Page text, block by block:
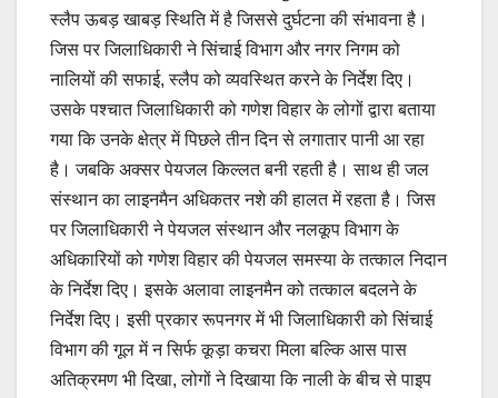
स्लैप ऊबड़ खाबड़ स्थिति में है जिससे दुर्घटना की संभावना है।
जिस पर जिलाधिकारी ने सिंचाई विभाग और नगर निगम को
नालियों की सफाई, स्लैप को व्यवस्थित करने के निर्देश दिए।
उसके पश्चात जिलाधिकारी को गणेश विहार के लोगों द्वारा बताया
गया कि उनके क्षेत्र में पिछले तीन दिन से लगातार पानी आ रहा
है। जबकि अक्सर पेयजल किल्लत बनी रहती है। साथ ही जल
संस्थान का लाइनमैन अधिकतर नशे की हालत में रहता है। जिस
पर जिलाधिकारी ने पेयजल संस्थान और नलकूप विभाग के
अधिकारियों को गणेश विहार की पेयजल समस्या के तत्काल निदान
के निर्देश दिए। इसके अलावा लाइनमैन को तत्काल बदलने के
निर्देश दिए। इसी प्रकार रूपनगर में भी जिलाधिकारी को सिंचाई
विभाग की गूल में न सिर्फ कूड़ा कचरा मिला बल्कि आस पास
अतिक्रमण भी दिखा, लोगों ने दिखाया कि नाली के बीच से पाइप